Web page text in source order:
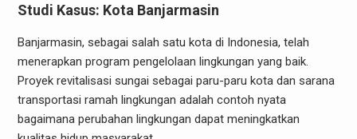
Studi Kasus: Kota Banjarmasin
Banjarmasin, sebagai salah satu kota di Indonesia, telah
menerapkan program pengelolaan lingkungan yang baik.
Proyek revitalisasi sungai sebagai paru-paru kota dan sarana
transportasi ramah lingkungan adalah contoh nyata
bagaimana perubahan lingkungan dapat meningkatkan